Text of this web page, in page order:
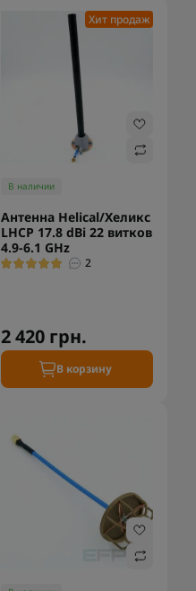
Хит продаж
В наличии
Антенна Helical/Хеликс
LHCP 17.8 dBi 22 витков
4.9-6.1 GHz
2
2 420 грн.
В корзину